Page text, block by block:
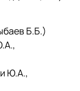
Б.Б.)
Ю.А.,